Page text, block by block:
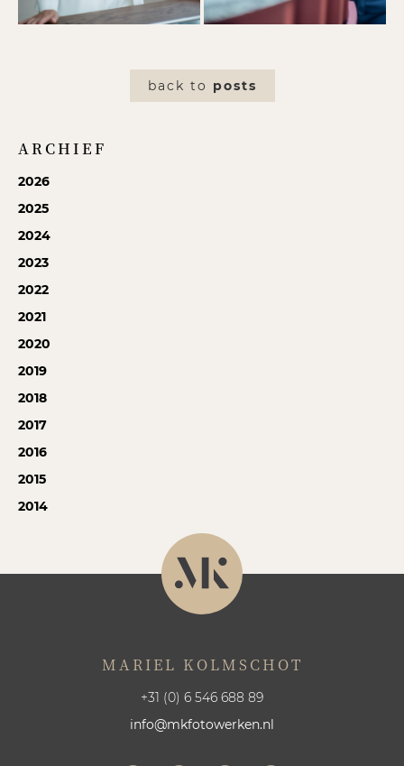
back to posts
ARCHIEF
2026
2025
2024
2023
2022
2021
2020
2019
2018
2017
2016
2015
2014
MARIEL KOLMSCHOT
+31 (0) 6 546 688 89
info@mkfotowerken.nl